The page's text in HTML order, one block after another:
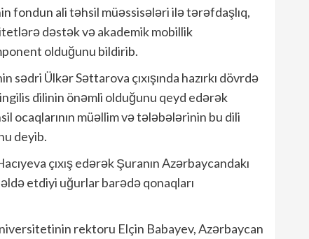
fondun ali təhsil müəssisələri ilə tərəfdaşlıq,
dəstək və akademik mobillik
olduğunu bildirib.
Ülkər Səttarova çıxışında hazırkı dövrdə
dilinin önəmli olduğunu qeyd edərək
ocaqlarının müəllim və tələbələrinin bu dili
deyib.
çıxış edərək Şuranın Azərbaycandakı
etdiyi uğurlar barədə qonaqları
rektoru Elçin Babayev, Azərbaycan